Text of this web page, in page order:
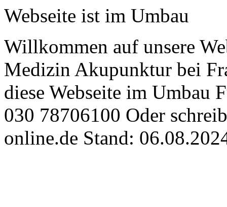
Webseite ist im Umbau
Willkommen auf unsere
Medizin Akupunktur bei
diese Webseite im Umbau
030 78706100 Oder
online.de Stand: